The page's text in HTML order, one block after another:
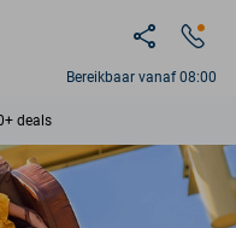
Bereikbaar vanaf 08:00
9,4